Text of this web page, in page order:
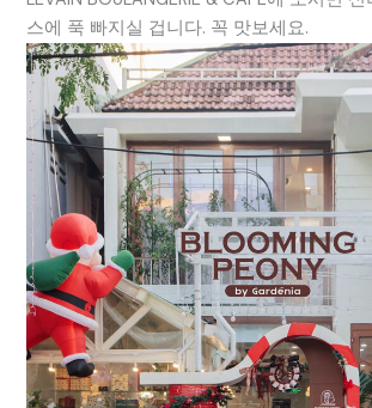
스에 푹 빠지실 겁니다. 꼭 맛보세요.